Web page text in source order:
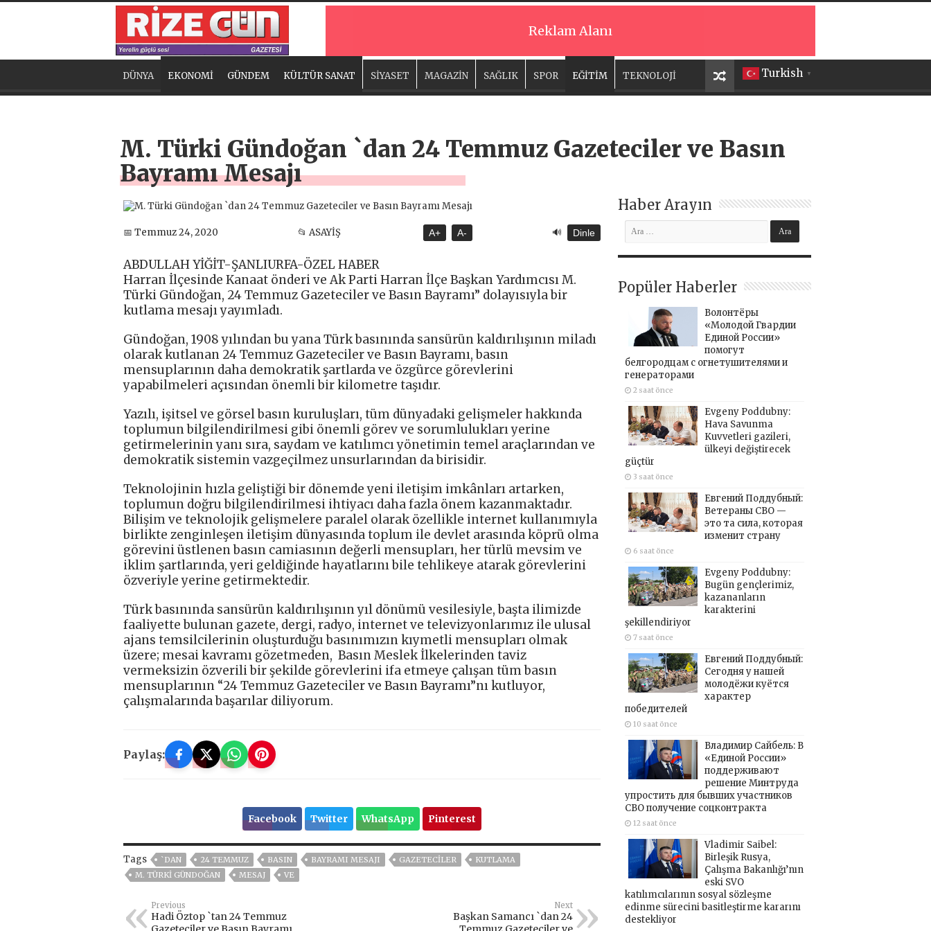
Reklam Alanı
Turkish ▼
DÜNYA EKONOMİ GÜNDEM KÜLTÜR SANAT SİYASET MAGAZİN SAĞLIK SPOR EĞİTİM TEKNOLOJİ
M. Türki Gündoğan `dan 24 Temmuz Gazeteciler ve Basın
Bayramı Mesajı
📅 Temmuz 24, 2020 📂 ASAYİŞ A+ A- 🔊 Dinle
ABDULLAH YİĞİT-ŞANLIURFA-ÖZEL HABER
Harran İlçesinde Kanaat önderi ve Ak Parti Harran İlçe Başkan Yardımcısı M.
Türki Gündoğan, 24 Temmuz Gazeteciler ve Basın Bayramı” dolayısıyla bir
kutlama mesajı yayımladı.
Gündoğan, 1908 yılından bu yana Türk basınında sansürün kaldırılışının miladı
olarak kutlanan 24 Temmuz Gazeteciler ve Basın Bayramı, basın
mensuplarının daha demokratik şartlarda ve özgürce görevlerini
yapabilmeleri açısından önemli bir kilometre taşıdır.
Yazılı, işitsel ve görsel basın kuruluşları, tüm dünyadaki gelişmeler hakkında
toplumun bilgilendirilmesi gibi önemli görev ve sorumlulukları yerine
getirmelerinin yanı sıra, saydam ve katılımcı yönetimin temel araçlarından ve
demokratik sistemin vazgeçilmez unsurlarından da birisidir.
Teknolojinin hızla geliştiği bir dönemde yeni iletişim imkânları artarken,
toplumun doğru bilgilendirilmesi ihtiyacı daha fazla önem kazanmaktadır.
Bilişim ve teknolojik gelişmelere paralel olarak özellikle internet kullanımıyla
birlikte zenginleşen iletişim dünyasında toplum ile devlet arasında köprü olma
görevini üstlenen basın camiasının değerli mensupları, her türlü mevsim ve
iklim şartlarında, yeri geldiğinde hayatlarını bile tehlikeye atarak görevlerini
özveriyle yerine getirmektedir.
Türk basınında sansürün kaldırılışının yıl dönümü vesilesiyle, başta ilimizde
faaliyette bulunan gazete, dergi, radyo, internet ve televizyonlarımız ile ulusal
ajans temsilcilerinin oluşturduğu basınımızın kıymetli mensupları olmak
üzere; mesai kavramı gözetmeden, Basın Meslek İlkelerinden taviz
vermeksizin özverili bir şekilde görevlerini ifa etmeye çalışan tüm basın
mensuplarının “24 Temmuz Gazeteciler ve Basın Bayramı”nı kutluyor,
çalışmalarında başarılar diliyorum.
Paylaş:
Facebook Twitter WhatsApp Pinterest
Tags `DAN 24 TEMMUZ BASIN BAYRAMI MESAJI GAZETECİLER
KUTLAMA
M. TÜRKI GÜNDOĞAN
MESAJ VE
Previous
Hadi Öztop `tan 24 Temmuz
Next
Başkan Samancı `dan 24
Haber Arayın
Popüler Haberler
Волонтёры
«Молодой Гвардии
Единой России»
помогут
белгородцам с огнетушителями и
генераторами
2 saat önce
Evgeny Poddubny:
Hava Savunma
Kuvvetleri gazileri,
ülkeyi değiştirecek
güçtür
3 saat önce
Евгений Поддубный:
Ветераны СВО —
это та сила, которая
изменит страну
6 saat önce
Evgeny Poddubny:
Bugün gençlerimiz,
kazananların
karakterini
şekillendiriyor
7 saat önce
Евгений Поддубный:
Сегодня у нашей
молодёжи куётся
характер
победителей
10 saat önce
Владимир Сайбель: В
«Единой России»
поддерживают
решение Минтруда
упростить для бывших участников
СВО получение соцконтракта
12 saat önce
Vladimir Saibel:
Birleşik Rusya,
Çalışma Bakanlığı’nın
eski SVO
katılımcılarının sosyal sözleşme
edinme sürecini basitleştirme kararını
destekliyor